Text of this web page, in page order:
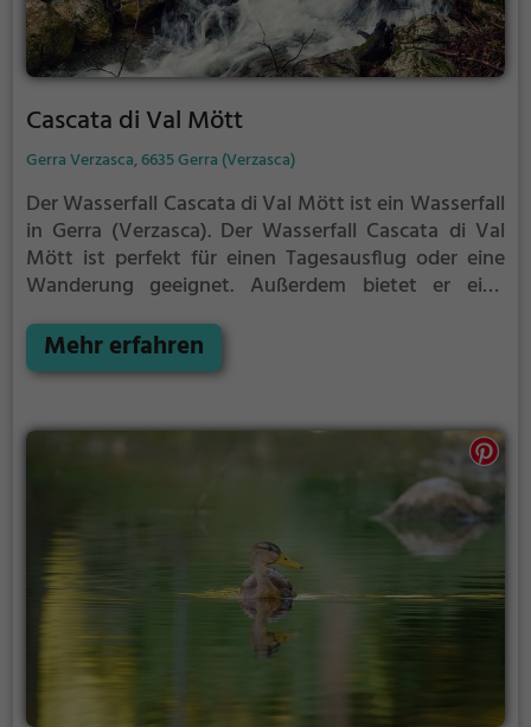
Cascata di Val Mött
Gerra Verzasca, 6635 Gerra (Verzasca)
Der Wasserfall Cascata di Val Mött ist ein Wasserfall
in Gerra (Verzasca). Der Wasserfall Cascata di Val
Mött ist perfekt für einen Tagesausflug oder eine
Wanderung geeignet. Außerdem bietet er eine
Mehr erfahren